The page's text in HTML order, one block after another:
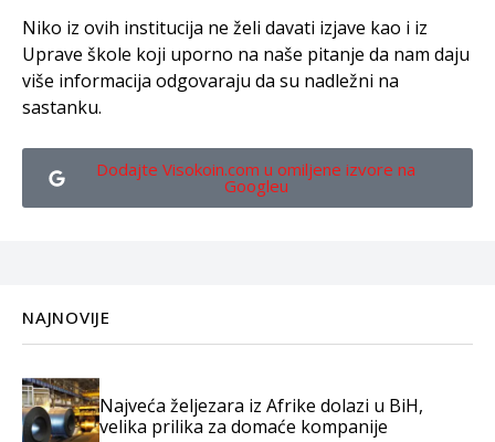
Niko iz ovih institucija ne želi davati izjave kao i iz
Uprave škole koji uporno na naše pitanje da nam daju
više informacija odgovaraju da su nadležni na
sastanku.
Dodajte Visokoin.com u omiljene izvore na
Googleu
NAJNOVIJE
Najveća željezara iz Afrike dolazi u BiH,
velika prilika za domaće kompanije